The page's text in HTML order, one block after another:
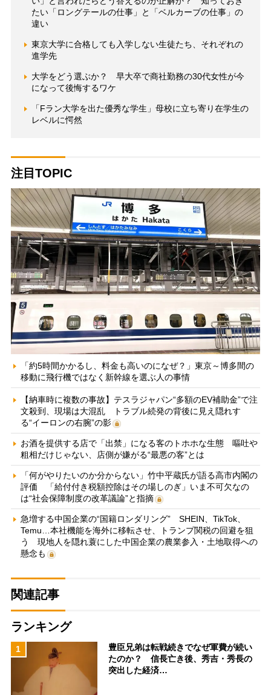
たい「ロングテールの仕事」と「ベルカーブの仕事」の
違い
東京大学に合格しても入学しない生徒たち、それぞれの
進学先
大学をどう選ぶか？ 早大卒で商社勤務の30代女性が今
になって後悔するワケ
「Fラン大学を出た優秀な学生」母校に立ち寄り在学生の
レベルに愕然
注目TOPIC
「約5時間かかるし、料金も高いのになぜ？」東京～博多間の
移動に飛行機ではなく新幹線を選ぶ人の事情
【納車時に複数の事故】テスラジャパン“多額のEV補助金”で注
文殺到、現場は大混乱 トラブル続発の背後に見え隠れす
る“イーロンの右腕”の影
お酒を提供する店で「出禁」になる客のトホホな生態 嘔吐や
粗相だけじゃない、店側が嫌がる“最悪の客”とは
「何がやりたいのか分からない」竹中平蔵氏が語る高市内閣の
評価 「給付付き税額控除はその場しのぎ」いま不可欠なの
は“社会保障制度の改革議論”と指摘
急増する中国企業の“国籍ロンダリング” SHEIN、TikTok、
Temu…本社機能を海外に移転させ、トランプ関税の回避を狙
う 現地人を隠れ蓑にした中国企業の農業参入・土地取得への
懸念も
関連記事
ランキング
1
豊臣兄弟は転戦続きでなぜ軍費が続い
たのか？ 信長亡き後、秀吉・秀長の
突出した経済…